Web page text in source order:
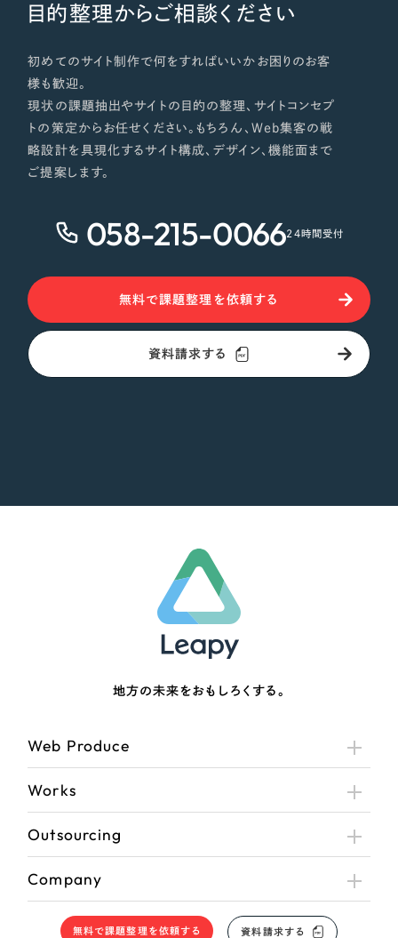
目的整理からご相談ください
初めてのサイト制作で何をすればいいかお困りのお客
様も歓迎。
現状の課題抽出やサイトの目的の整理、サイトコンセプ
トの策定からお任せください。もちろん、Web集客の戦
略設計を具現化するサイト構成、デザイン、機能面まで
ご提案します。
058-215-006624時間受付
無料で課題整理を依頼する
資料請求する
地方の未来をおもしろくする。
Web Produce
Works
Outsourcing
Company
無料で課題整理を依頼する 資料請求する